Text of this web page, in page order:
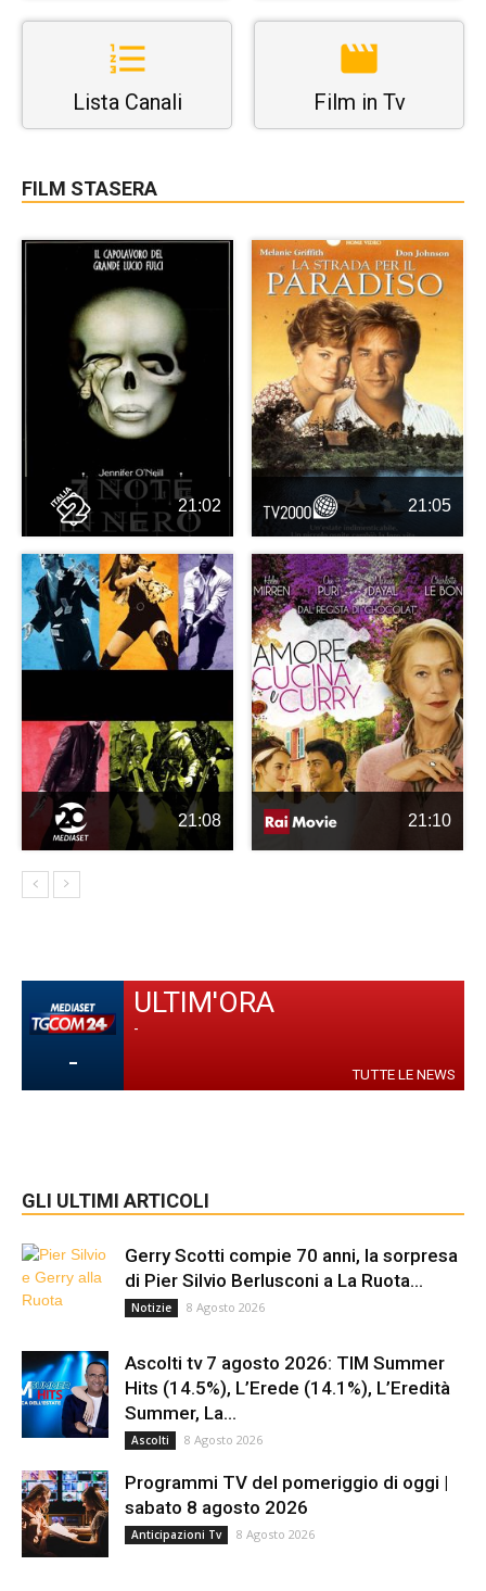
Lista Canali Film in Tv
FILM STASERA
21:02 21:05
21:08 21:10
-
ULTIM'ORA
-
TUTTE LE NEWS
GLI ULTIMI ARTICOLI
Gerry Scotti compie 70 anni, la sorpresa
di Pier Silvio Berlusconi a La Ruota...
Notizie 8 Agosto 2026
Ascolti tv 7 agosto 2026: TIM Summer
Hits (14.5%), L’Erede (14.1%), L’Eredità
Summer, La...
Ascolti 8 Agosto 2026
Programmi TV del pomeriggio di oggi |
sabato 8 agosto 2026
Anticipazioni Tv 8 Agosto 2026